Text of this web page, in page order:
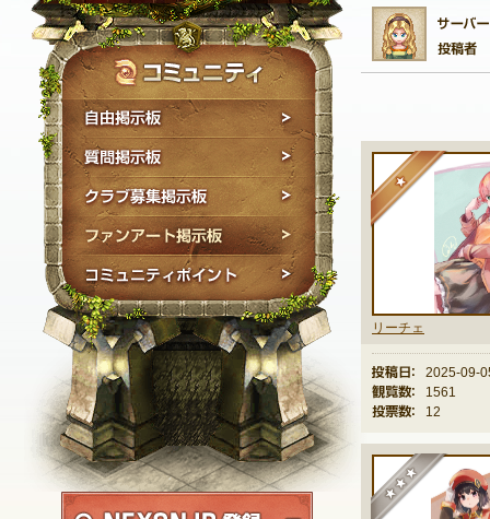
質問掲示板
クラブ募集掲示板
ファンアート掲示板
コミュニティポイン
NEXON ID登録
リーチェ
★
投稿日：
2025-09-
観覧数：
1561
投票数：
12